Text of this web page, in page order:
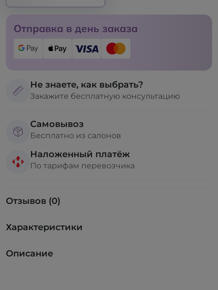
Отправка в день заказа
Не знаете, как выбрать?
Закажите бесплатную консультацию
Самовывоз
Бесплатно из салонов
Наложенный платёж
По тарифам перевозчика
Отзывов (0)
Характеристики
Описание